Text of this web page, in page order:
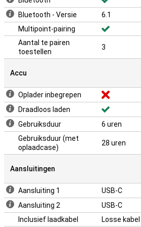
Bluetooth - Versie
6.1
Multipoint-pairing
Aantal te pairen
toestellen
3
Accu
Oplader inbegrepen
Draadloos laden
Gebruiksduur
6 uren
Gebruiksduur (met
oplaadcase)
28 uren
Aansluitingen
Aansluiting 1
USB-C
Aansluiting 2
USB-C
Inclusief laadkabel
Losse kabel